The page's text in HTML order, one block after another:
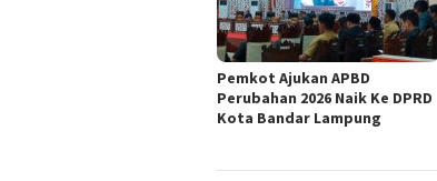
Pemkot Ajukan APBD
Perubahan 2026 Naik Ke DPRD
Kota Bandar Lampung